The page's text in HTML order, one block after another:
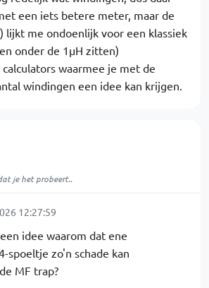
een iets betere meter, maar de
lijkt me ondoenlijk voor een klassiek
onder de 1µH zitten)
waarmee je met de
windingen een idee kan krijgen.
je het probeert..
12:27:59
idee waarom dat ene
spoeltje zo'n schade kan
MF trap?